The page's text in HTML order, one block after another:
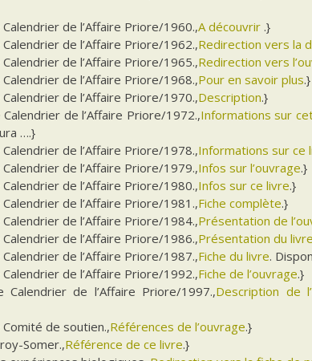
de l’Affaire Priore/1960.,A découvrir .}
de l’Affaire Priore/1962.,Redirection vers la
de l’Affaire Priore/1965.,Redirection vers
de l’Affaire Priore/1968.,Pour en savoir plus.}
de l’Affaire Priore/1970.,Description.}
de l’Affaire Priore/1972.,Informations sur
….}
de l’Affaire Priore/1978.,Informations sur ce
de l’Affaire Priore/1979.,Infos sur l’ouvrage.}
de l’Affaire Priore/1980.,Infos sur ce livre.}
de l’Affaire Priore/1981.,Fiche complète.}
de l’Affaire Priore/1984.,Présentation de
de l’Affaire Priore/1986.,Présentation du livre
de l’Affaire Priore/1987.,Fiche du livre.
de l’Affaire Priore/1992.,Fiche de l’ouvrage.}
Calendrier de l’Affaire Priore/1997.,Description de
de soutien.,Références de l’ouvrage.}
Somer.,Référence de ce livre.}